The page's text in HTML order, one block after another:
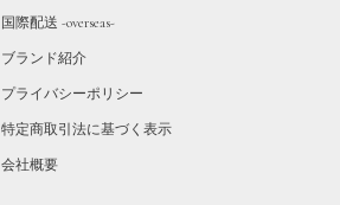
国際配送 -overseas-
ブランド紹介
プライバシーポリシー
特定商取引法に基づく表示
会社概要